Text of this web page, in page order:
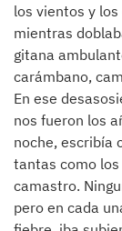
los vientos y
mientras
gitana
carámbano,
En ese
nos fueron los
noche, escribía
tantas como
camastro.
pero en cada